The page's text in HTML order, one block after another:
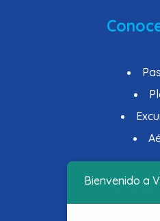
Bienvenido a